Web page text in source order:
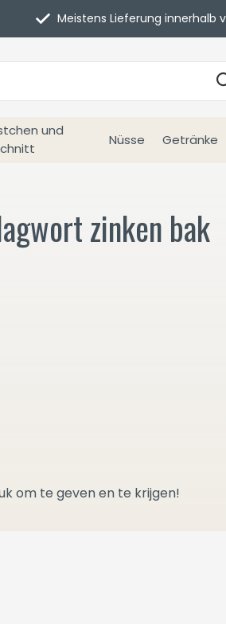
und
Nüsse Getränke
Meistens Lieferung innerhalb von 3 Tagen
zinken bak
om te geven en te krijgen!